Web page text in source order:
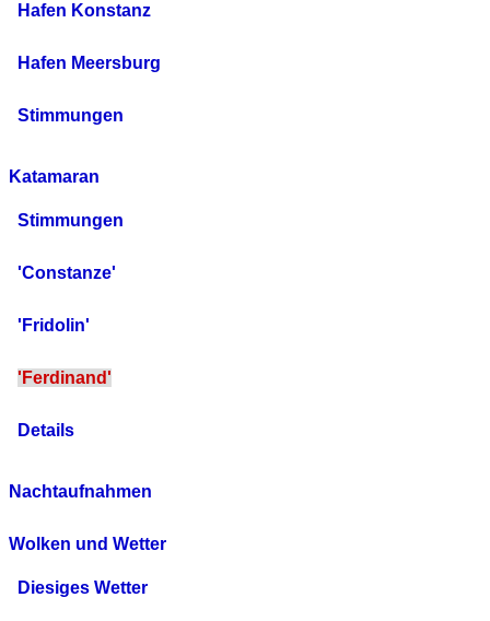
Hafen Konstanz
Hafen Meersburg
Stimmungen
Katamaran
Stimmungen
'Constanze'
'Fridolin'
'Ferdinand'
Details
Nachtaufnahmen
Wolken und Wetter
Diesiges Wetter